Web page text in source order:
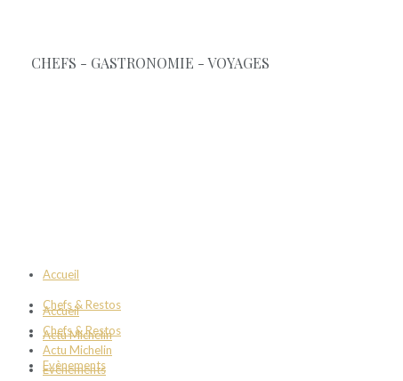
Accueil
Chefs & Restos
Actu Michelin
Evènements
Accueil
Chefs & Restos
Actu Michelin
Evènements